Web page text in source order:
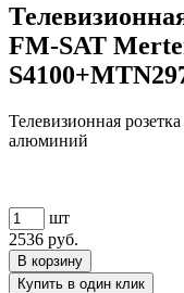
FM-SAT
Телевизионная
алюминий
шт
2536 руб.
В корзину
Купить в один клик